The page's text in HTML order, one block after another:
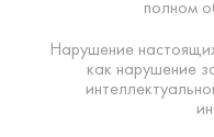
полном
Нарушение
как нарушение